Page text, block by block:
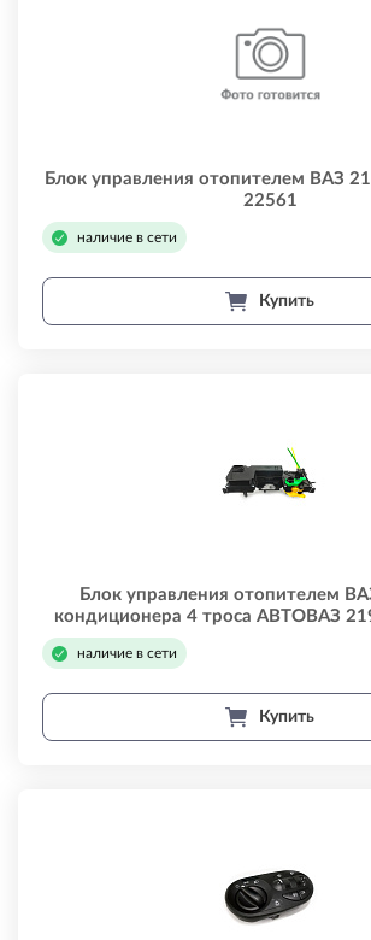
Блок управления отопителем ВАЗ
22561
наличие в сети
Купить
Блок управления отопителем
кондиционера 4 троса АВТОВАЗ
наличие в сети
Купить